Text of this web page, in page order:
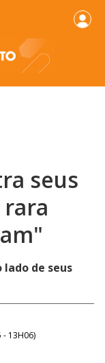
seus
de seus
- 13H06)